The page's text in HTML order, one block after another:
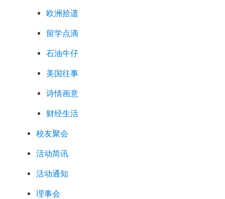
欧洲拾遗
留学点滴
石油牛仔
美国往事
诗情画意
财经生活
校友聚会
活动简讯
活动通知
理事会